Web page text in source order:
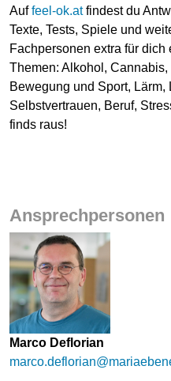
Auffeel-ok.atfindest du
Texte, Tests, Spiele und
Fachpersonen extra für
Themen: Alkohol,
Bewegung und Sport,
Selbstvertrauen, Beruf,
finds raus!
Ansprechpersonen
Marco Deflorian